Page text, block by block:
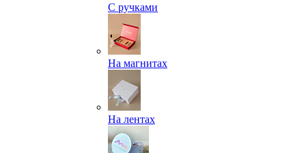
С ручками
На магнитах
На лентах